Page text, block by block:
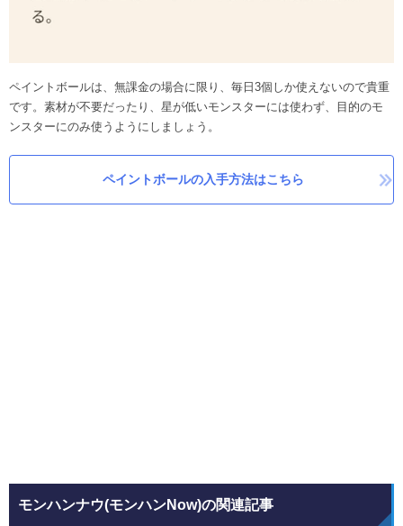
ペイントボールは、無課金の場合に限り、毎日3個しか使えないので貴重
です。素材が不要だったり、星が低いモンスターには使わず、目的のモ
ンスターにのみ使うようにしましょう。
ペイントボールの入手方法はこちら
モンハンナウ(モンハンNow)の関連記事